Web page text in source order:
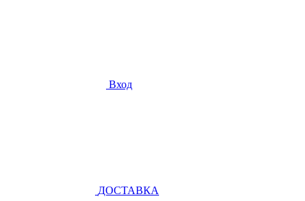
Вход
ДОСТАВКА